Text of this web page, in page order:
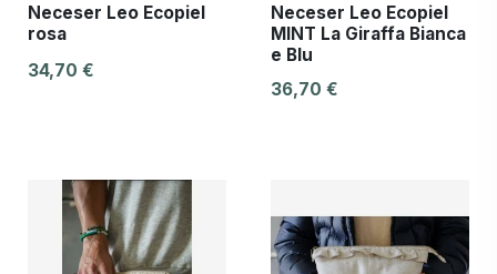
Neceser Leo Ecopiel
rosa
34,70 €
Neceser Leo Ecopiel
MINT La Giraffa Bianca
e Blu
36,70 €